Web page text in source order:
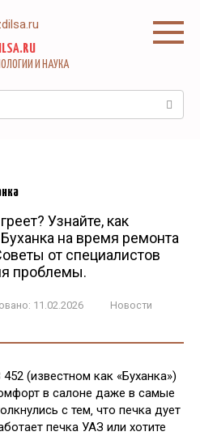
И НАУКА
Узнайте, как
на время ремонта
от специалистов
проблемы.
11.02.2026
Новости
(известном как «Буханка»)
в салоне даже в самые
с тем‚ что печка дует
печка УАЗ или хотите